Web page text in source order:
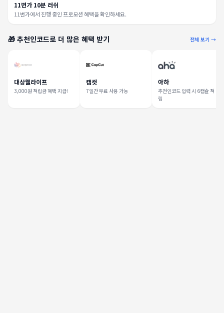
11번가 10분 러쉬
11번가에서 진행 중인 프로모션 혜택을 확인하세요.
🎁 추천인코드로 더 많은 혜택 받기 전체 보기 →
대상웰라이프
3,000원 적립금 혜택 지급!
캡컷
7일간 무료 사용 가능
아하
추천인코드 입력 시 6캡슐 적
립